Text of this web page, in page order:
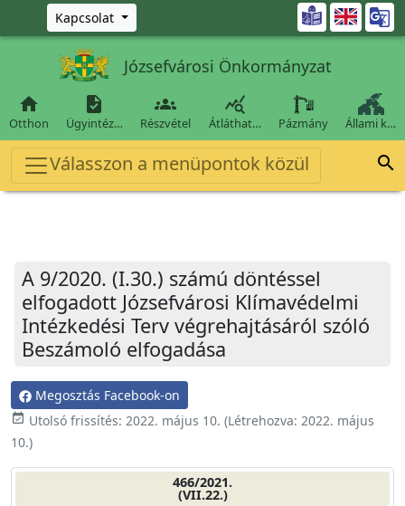
Ugrás a fő tartalomra
Kapcsolat 
Józsefvárosi Önkormányzat

Otthon

Ügyintéz…

Részvétel

Átláthat… Pázmány Állami k…
Válasszon a menüpontok közül 
A 9/2020. (I.30.) számú döntéssel
elfogadott Józsefvárosi Klímavédelmi
Intézkedési Terv végrehajtásáról szóló
Beszámoló elfogadása
Megosztás Facebook-on
event_available Utolsó frissítés: 2022. május 10. (Létrehozva: 2022. május
10.)
466/2021.
(VII.22.)